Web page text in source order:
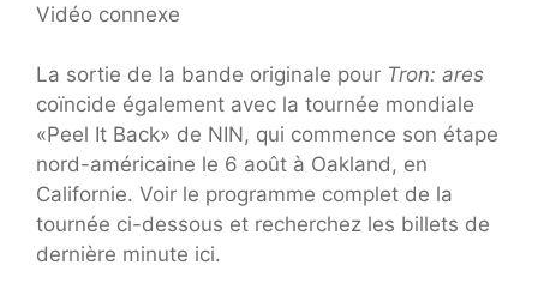
Vidéo connexe
La sortie de la bande originale pour Tron: ares
coïncide également avec la tournée mondiale
«Peel It Back» de NIN, qui commence son étape
nord-américaine le 6 août à Oakland, en
Californie. Voir le programme complet de la
tournée ci-dessous et recherchez les billets de
dernière minute ici.